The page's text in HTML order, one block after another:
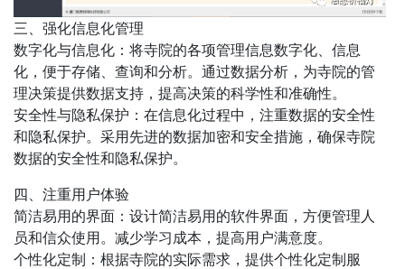
三、强化信息化管理
数字化与信息化：将寺院的各项管理信息数字化、信息
化，便于存储、查询和分析。通过数据分析，为寺院的管
理决策提供数据支持，提高决策的科学性和准确性。
安全性与隐私保护：在信息化过程中，注重数据的安全性
和隐私保护。采用先进的数据加密和安全措施，确保寺院
数据的安全性和隐私保护。
四、注重用户体验
简洁易用的界面：设计简洁易用的软件界面，方便管理人
员和信众使用。减少学习成本，提高用户满意度。
个性化定制：根据寺院的实际需求，提供个性化定制服